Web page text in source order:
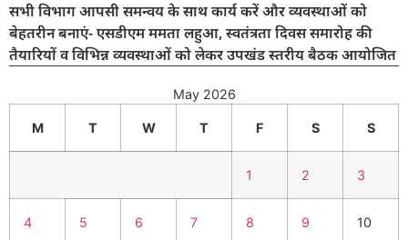
सभी विभाग आपसी समन्वय के साथ कार्य करें और व्यवस्थाओं को
बेहतरीन बनाएं- एसडीएम ममता लहुआ, स्वतंत्रता दिवस समारोह की
तैयारियों व विभिन्न व्यवस्थाओं को लेकर उपखंड स्तरीय बैठक आयोजित
May 2026
M T W T F S S
1 2 3
4 5 6 7 8 9 10